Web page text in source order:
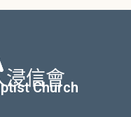
浸信會
Church